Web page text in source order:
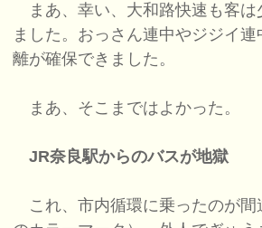
まあ、幸い、大和路快速も客は
ました。おっさん連中やジジイ
離が確保できました。
まあ、そこまではよかった。
JR奈良駅からのバスが地獄
これ、市内循環に乗ったのが間